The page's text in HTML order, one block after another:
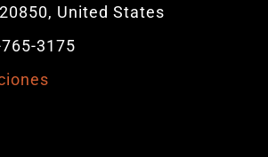
United States
3175